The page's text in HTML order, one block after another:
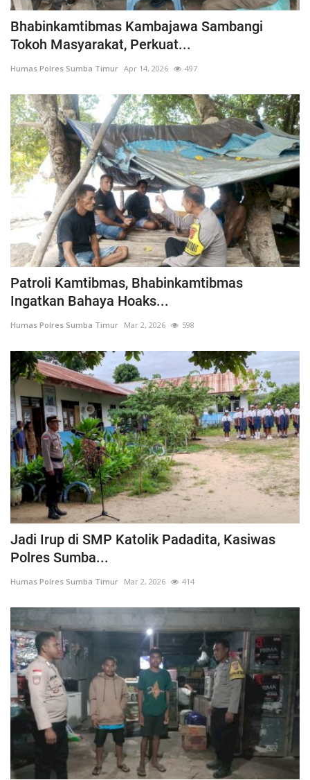
Bhabinkamtibmas Kambajawa Sambangi
Tokoh Masyarakat, Perkuat...
Humas Polres Sumba Timur Apr 14, 2026 497
Patroli Kamtibmas, Bhabinkamtibmas
Ingatkan Bahaya Hoaks...
Humas Polres Sumba Timur Mar 2, 2026 598
Jadi Irup di SMP Katolik Padadita, Kasiwas
Polres Sumba...
Humas Polres Sumba Timur Mar 2, 2026 414